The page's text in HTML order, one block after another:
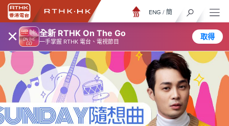
× 全新 RTHK On The Go
一手掌握 RTHK 電台、電視節目
取得
ENG / 簡